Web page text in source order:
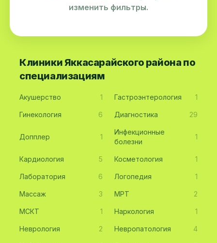
изменить фильтры.
Клиники Яккасарайского района по
специализациям
Акушерство 1 Гастроэнтерология 1
Гинекология 6 Диагностика 29
Допплер 1
Инфекционные
болезни
1
Кардиология 5 Косметология 1
Лаборатория 6 Логопедия 1
Массаж 3 МРТ 2
МСКТ 1 Наркология 1
Неврология 2 Невропатология 4